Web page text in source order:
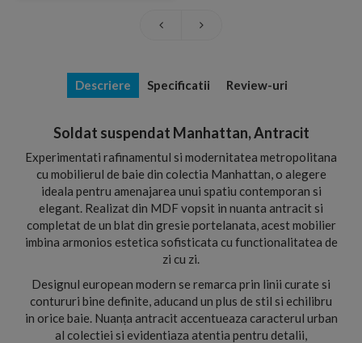
Descriere Specificatii Review-uri
Soldat suspendat Manhattan, Antracit
Experimentati rafinamentul si modernitatea metropolitana
cu mobilierul de baie din colectia Manhattan, o alegere
ideala pentru amenajarea unui spatiu contemporan si
elegant. Realizat din MDF vopsit in nuanta antracit si
completat de un blat din gresie portelanata, acest mobilier
imbina armonios estetica sofisticata cu functionalitatea de
zi cu zi.
Designul european modern se remarca prin linii curate si
contururi bine definite, aducand un plus de stil si echilibru
in orice baie. Nuanța antracit accentueaza caracterul urban
al colectiei si evidentiaza atentia pentru detalii,